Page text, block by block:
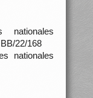
nationales
BB/22/168
nationales